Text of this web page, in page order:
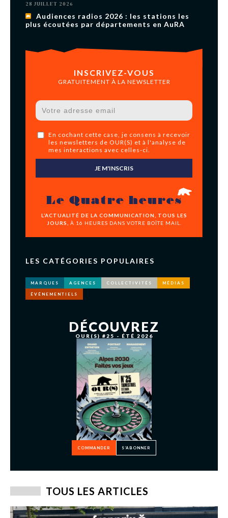
28 JUILLET 2026
Audiences radios 2026 : les stations les
plus écoutées par départements en AuRA
INSCRIVEZ-VOUS
GRATUITEMENT À LA NEWSLETTER
En cochant cette case, je consens à recevoir
les newsletters de OUR(S) et à l'analyse de
mes interactions avec celles-ci.
JE M'INSCRIS
Le Quatre heures
L’ACTUALITÉ DE LA COMMUNICATION, TOUS LES
JOURS,
À 16 HEURES DANS VOTRE BOÎTE MAIL.
LES CATÉGORIES POPULAIRES
MARQUES AGENCES COLLECTIVITÉS MÉDIAS
ÉVÉNEMENTIELS
DÉCOUVREZ
OUR(S) #25 - ÉTÉ 2026
COMMANDER S’ABONNER
TOUS LES ARTICLES